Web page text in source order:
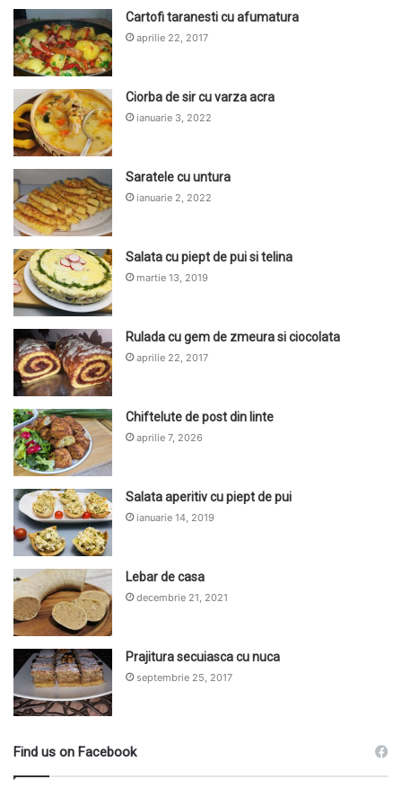
Cartofi taranesti cu afumatura
aprilie 22, 2017
Ciorba de sir cu varza acra
ianuarie 3, 2022
Saratele cu untura
ianuarie 2, 2022
Salata cu piept de pui si telina
martie 13, 2019
Rulada cu gem de zmeura si ciocolata
aprilie 22, 2017
Chiftelute de post din linte
aprilie 7, 2026
Salata aperitiv cu piept de pui
ianuarie 14, 2019
Lebar de casa
decembrie 21, 2021
Prajitura secuiasca cu nuca
septembrie 25, 2017
Find us on Facebook